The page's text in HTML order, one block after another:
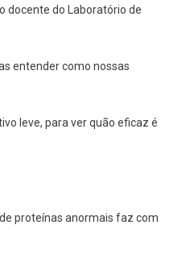
docente do Laboratório de
entender como nossas
leve, para ver quão eficaz é
proteínas anormais faz com